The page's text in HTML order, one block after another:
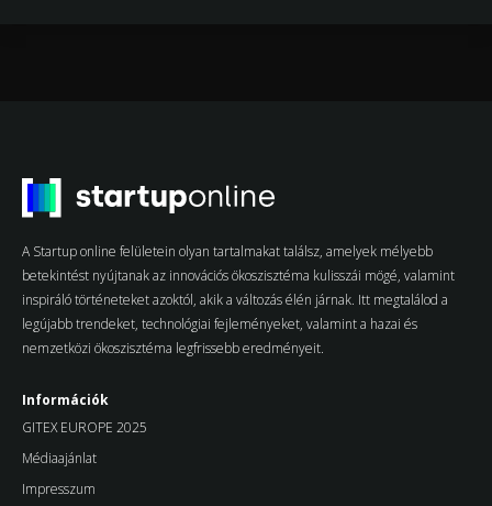
A Startup online felületein olyan tartalmakat találsz, amelyek mélyebb
betekintést nyújtanak az innovációs ökoszisztéma kulisszái mögé, valamint
inspiráló történeteket azoktól, akik a változás élén járnak. Itt megtalálod a
legújabb trendeket, technológiai fejleményeket, valamint a hazai és
nemzetközi ökoszisztéma legfrissebb eredményeit.
Információk
GITEX EUROPE 2025
Médiaajánlat
Impresszum